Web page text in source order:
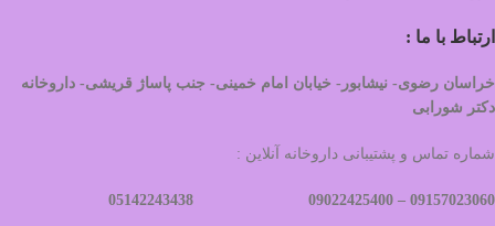
ارتباط با ما :
خراسان رضوی- نیشابور- خیابان امام خمینی- جنب پاساژ قریشی- داروخانه
دکتر شورابی
شماره تماس و پشتیبانی داروخانه آنلاین :
09157023060 –